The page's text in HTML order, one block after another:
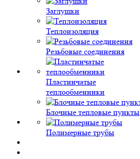
Заглушки
Теплоизоляция
Резьбовые соединения
Пластинчатые
теплообменники
Блочные тепловые пункты
Полимерные трубы